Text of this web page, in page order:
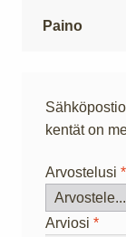
Paino
kentät on
Arvostelusi *
Arviosi *